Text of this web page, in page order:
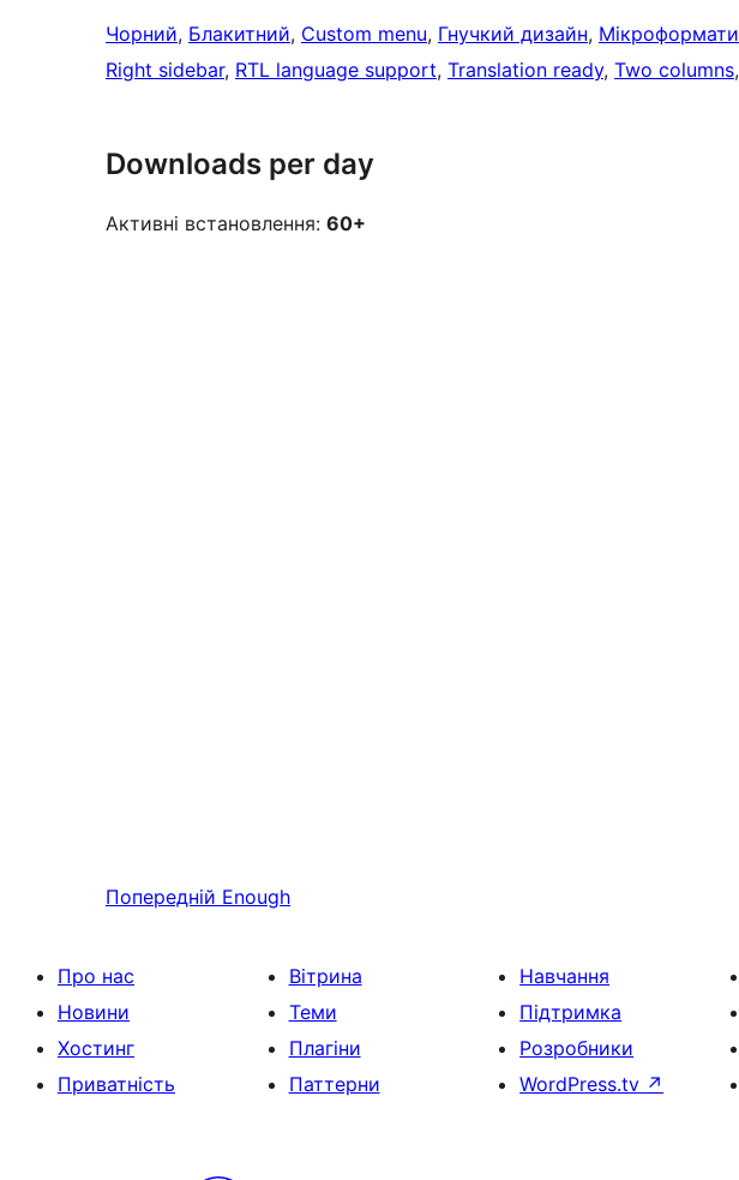
Чорний, Блакитний, Custom menu, Гнучкий дизайн, Мікроформати
Right sidebar, RTL language support, Translation ready, Two columns,
Downloads per day
Активні встановлення: 60+
Попередній Enough
Про нас
Новини
Хостинг
Приватність
Вітрина
Теми
Плагіни
Паттерни
Навчання
Підтримка
Розробники
WordPress.tv ↗